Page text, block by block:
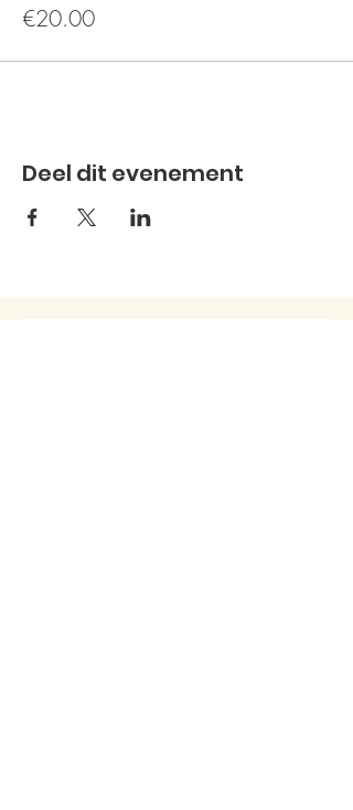
€20.00
Deel dit evenement